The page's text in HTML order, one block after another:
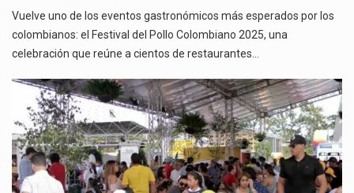
Vuelve uno de los eventos gastronómicos más esperados por los
colombianos: el Festival del Pollo Colombiano 2025, una
celebración que reúne a cientos de restaurantes…